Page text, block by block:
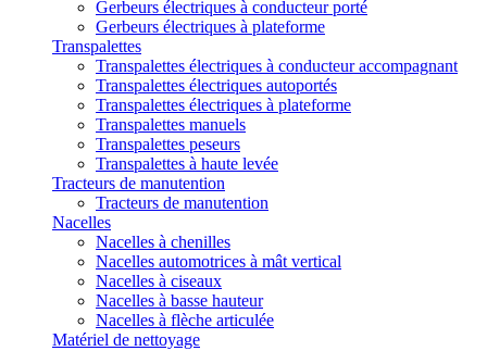
Gerbeurs électriques à conducteur porté
Gerbeurs électriques à plateforme
Transpalettes
Transpalettes électriques à conducteur accompagnant
Transpalettes électriques autoportés
Transpalettes électriques à plateforme
Transpalettes manuels
Transpalettes peseurs
Transpalettes à haute levée
Tracteurs de manutention
Tracteurs de manutention
Nacelles
Nacelles à chenilles
Nacelles automotrices à mât vertical
Nacelles à ciseaux
Nacelles à basse hauteur
Nacelles à flèche articulée
Matériel de nettoyage